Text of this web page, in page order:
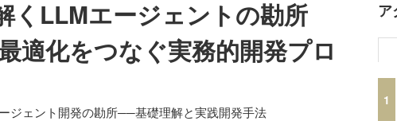
くLLMエージェントの勘所
適化をつなぐ実務的開発プロ
ジェント開発の勘所──基礎理解と実践開発手法
ア
1